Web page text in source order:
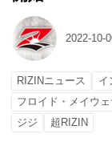
2022-10-
RIZINニュース イ
フロイド・メイウ
ジジ
超RIZIN